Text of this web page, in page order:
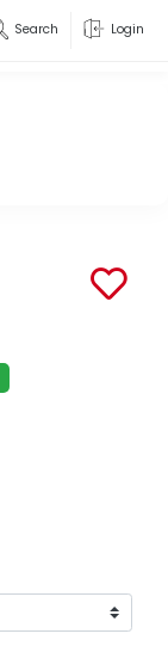
Search Login